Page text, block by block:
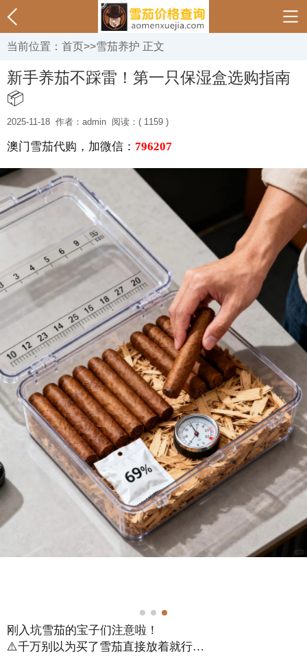
当前位置： 首页>>雪茄养护 正文
新手养茄不踩雷！第一只保湿盒选购指南
📦
2025-11-18 作者：admin 阅读：( 1159 )
澳门雪茄代购，加微信： 796207
刚入坑雪茄的宝子们注意啦！
⚠️千万别以为买了雪茄直接放着就行…